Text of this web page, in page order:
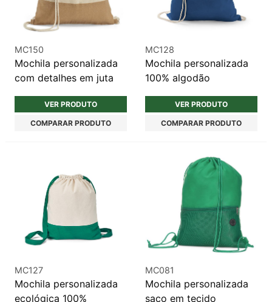
MC150
Mochila personalizada
com detalhes em juta
VER PRODUTO
COMPARAR PRODUTO
MC128
Mochila personalizada
100% algodão
VER PRODUTO
COMPARAR PRODUTO
MC127
Mochila personalizada
ecológica 100%
MC081
Mochila personalizada
saco em tecido